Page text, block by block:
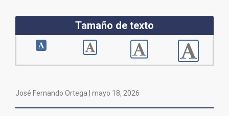
Tamaño de texto
José Fernando Ortega | mayo 18, 2026